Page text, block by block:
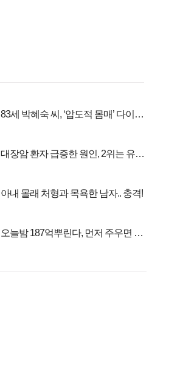
83세 박혜숙 씨, ‘압도적 몸매’ 다이어
대장암 환자 급증한 원인, 2위는 유산
아내 몰래 처형과 목욕한 남자.. 충격!
오늘밤 187억뿌린다, 먼저 주우면 최